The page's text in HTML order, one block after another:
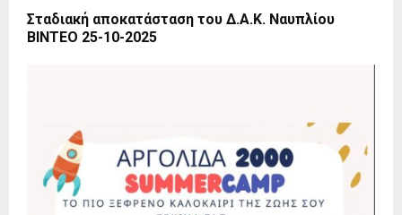
Σταδιακή αποκατάσταση του Δ.Α.Κ. Ναυπλίου
ΒΙΝΤΕΟ 25-10-2025